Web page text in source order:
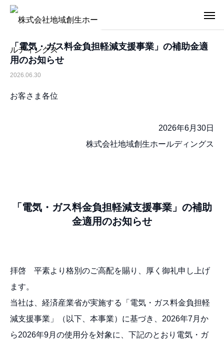
「電気・ガス料金負担軽減支援事業」の補助金適
用のお知らせ
2026.06.30
お客さま各位
2026年6月30日
株式会社地域創生ホールディングス
「電気・ガス料金負担軽減支援事業」の補助
金適用のお知らせ
拝啓 平素より格別のご高配を賜り、厚く御礼申し上げ
ます。
当社は、経済産業省が実施する「電気・ガス料金負担軽
減支援事業」（以下、本事業）に基づき、2026年7月か
ら2026年9月の使用分を対象に、下記のとおり電気・ガ